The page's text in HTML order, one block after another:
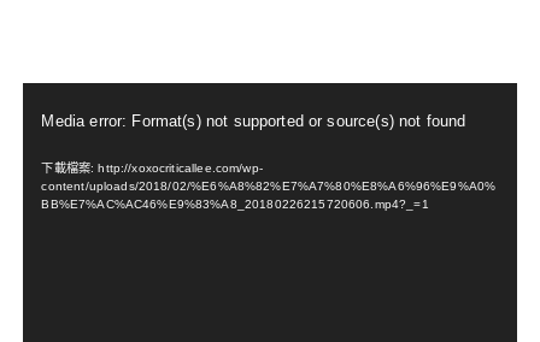
放
器
Media error: Format(s) not supported or source(s) not found
下載檔案: http://xoxocriticallee.com/wp-
content/uploads/2018/02/%E6%A8%82%E7%A7%80%E8%A6%96%E9%A0%
BB%E7%AC%AC46%E9%83%A8_20180226215720606.mp4?_=1